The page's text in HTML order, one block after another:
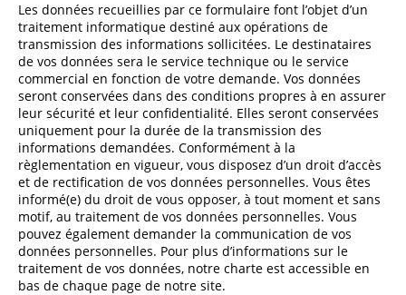
Les données recueillies par ce formulaire font l’objet d’un
traitement informatique destiné aux opérations de
transmission des informations sollicitées. Le destinataires
de vos données sera le service technique ou le service
commercial en fonction de votre demande. Vos données
seront conservées dans des conditions propres à en assurer
leur sécurité et leur confidentialité. Elles seront conservées
uniquement pour la durée de la transmission des
informations demandées. Conformément à la
règlementation en vigueur, vous disposez d’un droit d’accès
et de rectification de vos données personnelles. Vous êtes
informé(e) du droit de vous opposer, à tout moment et sans
motif, au traitement de vos données personnelles. Vous
pouvez également demander la communication de vos
données personnelles. Pour plus d’informations sur le
traitement de vos données, notre charte est accessible en
bas de chaque page de notre site.